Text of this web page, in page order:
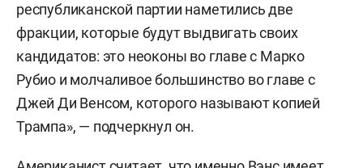
республиканской партии наметились две
фракции, которые будут выдвигать своих
кандидатов: это неоконы во главе с Марко
Рубио и молчаливое большинство во главе с
Джей Ди Венсом, которого называют копией
Трампа», — подчеркнул он.